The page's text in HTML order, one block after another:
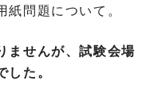
問題について。
ませんが、試験会場
た。